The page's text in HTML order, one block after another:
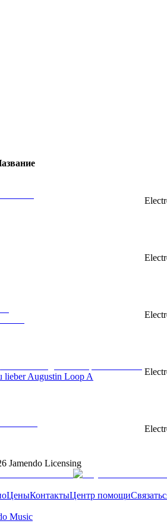
lieber Augustin Loop A
Jamendo Licensing
ЦеныКонтактыЦентр помощи
Music